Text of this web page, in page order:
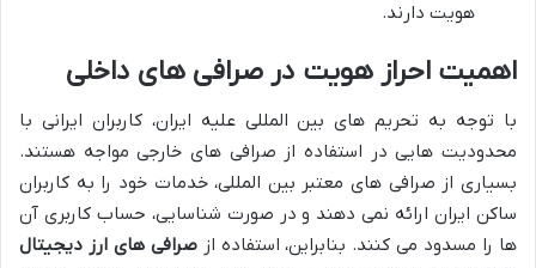
هویت دارند.
اهمیت احراز هویت در صرافی های داخلی
با توجه به تحریم های بین المللی علیه ایران، کاربران ایرانی با
محدودیت هایی در استفاده از صرافی های خارجی مواجه هستند.
بسیاری از صرافی های معتبر بین المللی، خدمات خود را به کاربران
ساکن ایران ارائه نمی دهند و در صورت شناسایی، حساب کاربری آن
ها را مسدود می کنند. بنابراین، استفاده ازصرافی های ارز دیجیتال